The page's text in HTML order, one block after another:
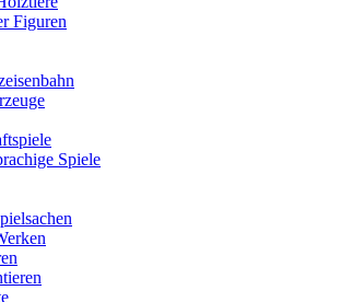
Figuren
Spiele